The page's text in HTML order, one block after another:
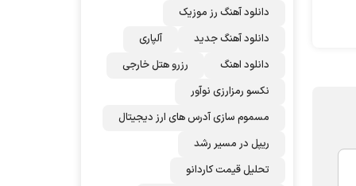
دانلود آهنگ رز‌ موزیک
دانلود آهنگ جدید
آلپاری
دانلود اهنگ
رزرو هتل خارجی
نکسو رمزارزی نوآور
مسموم سازی آدرس های ارز دیجیتال
ریپل در مسیر رشد
تحلیل قیمت کاردانو